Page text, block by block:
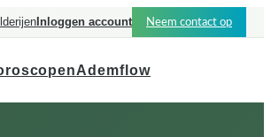
Inloggen account Neem contact op
Ademflow